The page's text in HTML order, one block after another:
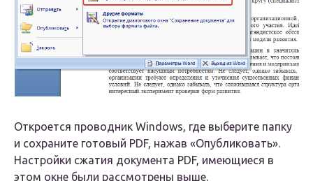
Откроется проводник Windows, где выберите папку
и сохраните готовый PDF, нажав «Опубликовать».
Настройки сжатия документа PDF, имеющиеся в
этом окне были рассмотрены выше.